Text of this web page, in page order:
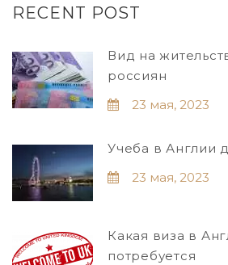
RECENT POST
Вид на
россиян
23 мая, 2023
Учеба в Англии
23 мая, 2023
Какая виза в
потребуется